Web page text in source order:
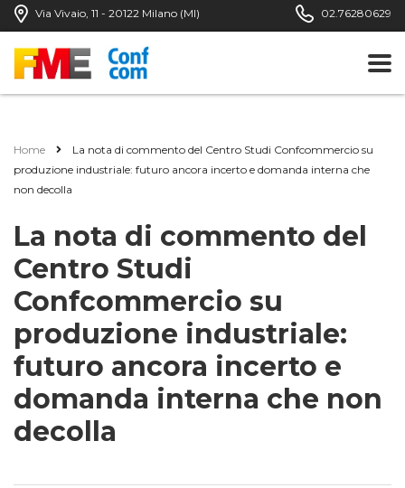
Via Vivaio, 11 - 20122 Milano (MI) 02.76280629
Home
La nota di commento del Centro Studi Confcommercio su
produzione industriale: futuro ancora incerto e domanda interna che
non decolla
La nota di commento del
Centro Studi
Confcommercio su
produzione industriale:
futuro ancora incerto e
domanda interna che non
decolla